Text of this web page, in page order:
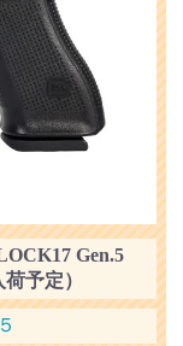
Gen.5
予定）